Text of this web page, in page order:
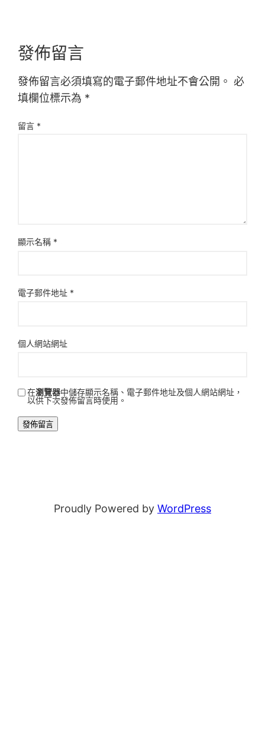
發佈留言
發佈留言必須填寫的電子郵件地址不會公開。 必
填欄位標示為 *
留言 *
顯示名稱 *
電子郵件地址 *
個人網站網址
在瀏覽器中儲存顯示名稱、電子郵件地址及個人網站網址，
以供下次發佈留言時使用。
Proudly Powered by WordPress